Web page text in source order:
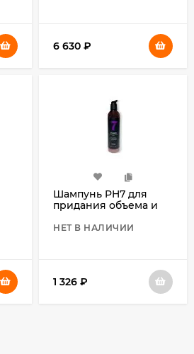
6 630 ₽
Шампунь PH7 для
придания объема и
460 мл
НЕТ В НАЛИЧИИ
1 326 ₽